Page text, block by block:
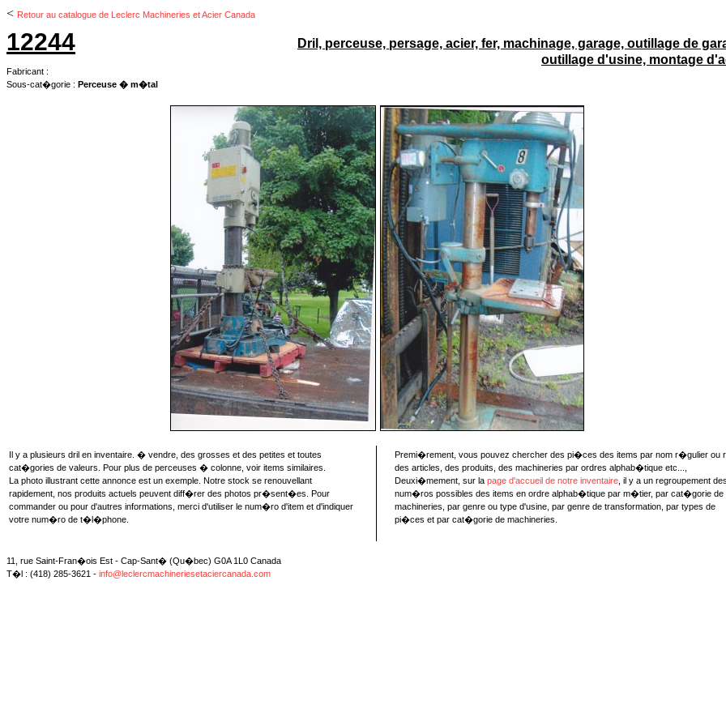
< Retour au catalogue de Leclerc Machineries et Acier Canada
12244
Fabricant :
Sous-cat�gorie : Perceuse � m�tal
Dril, perceuse, persage, acier, fer, machinage, garage, outillage de
outillage d'usine, montage
Il y a plusieurs dril en inventaire. � vendre, des grosses et des petites et toutes
cat�gories de valeurs. Pour plus de perceuses � colonne, voir items similaires.
La photo illustrant cette annonce est un exemple. Notre stock se renouvellant
rapidement, nos produits actuels peuvent diff�rer des photos pr�sent�es. Pour
commander ou pour d'autres informations, merci d'utiliser le num�ro d'item et d'indiquer
votre num�ro de t�l�phone.
Premi�rement, vous pouvez chercher des pi�ces des items par nom r�gulier ou
des articles, des produits, des machineries par ordres alphab�tique etc...,
Deuxi�mement, sur la page d'accueil de notre inventaire , il y a un regroupement des
num�ros possibles des items en ordre alphab�tique par m�tier, par cat�gorie de
machineries, par genre ou type d'usine, par genre de transformation, par types de
pi�ces et par cat�gorie de machineries.
11, rue Saint-Fran�ois Est - Cap-Sant� (Qu�bec) G0A 1L0 Canada
T�l : (418) 285-3621 - info@leclercmachineriesetaciercanada.com